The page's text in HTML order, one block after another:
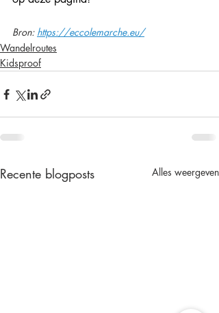
Bron: https://eccolemarche.eu/
Wandelroutes
Kidsproof
Recente blogposts Alles weergeven